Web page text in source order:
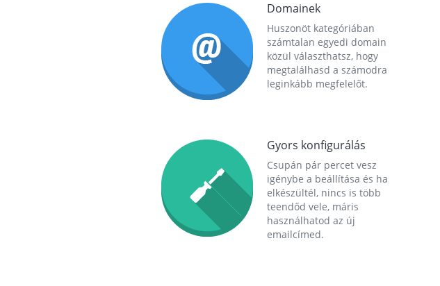
Domainek
Huszonöt kategóriában
számtalan egyedi domain
közül választhatsz, hogy
megtalálhasd a számodra
leginkább megfelelőt.
Gyors konfigurálás
Csupán pár percet vesz
igénybe a beállítása és ha
elkészültél, nincs is több
teendőd vele, máris
használhatod az új
emailcímed.